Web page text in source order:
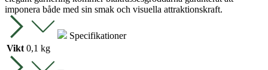
imponera både med sin smak och visuella attraktionskraft.
Specifikationer
Vikt 0,1 kg